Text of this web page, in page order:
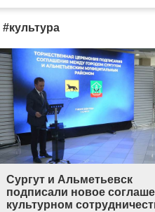
#культура
Сургут и Альметьевск
подписали новое
культурном